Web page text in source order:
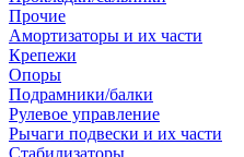
Прочие
Амортизаторы и их части
Крепежи
Опоры
Подрамники/балки
Рулевое управление
Рычаги подвески и их части
Стабилизаторы